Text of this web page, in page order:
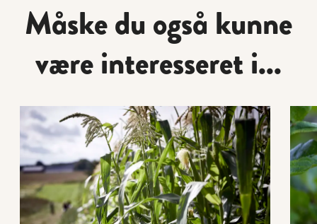
Måske du også kunne
være interesseret i...
Læs mere om Planteavlsudvalget Læs